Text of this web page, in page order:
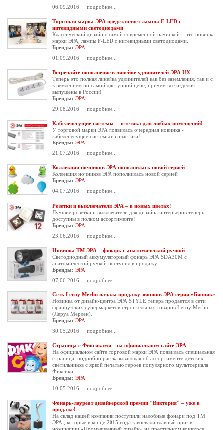
06.09.2016
подробнее...
Торговая марка ЭРА представляет лампы F-LED с
нитевидными светодиодами
Классический дизайн с самой современной начинкой – это новинка
марки ЭРА, лампы F-LED с нитевидными светодиодами.
Бренды: ЭРА
01.09.2016
подробнее...
Встречайте пополнение в линейке удлинителей ЭРА UX
Теперь это полная линейка удлинителей как без заземления, так и с
заземлением по самой доступной цене, причем все изделия
выпущены в России!
Бренды: ЭРА
29.08.2016
подробнее...
Кабеленесущие системы – эстетика для любых помещений!
У торговой марки ЭРА появилась очередная новинка -
кабеленесущие системы из пластика!
Бренды: ЭРА
21.07.2016
подробнее...
Коллекция ночников ЭРА пополнилась новой серией
Коллекция ночников ЭРА пополнилась новой серией
Бренды: ЭРА
04.07.2016
подробнее...
Розетки и выключатели ЭРА – в новых цветах!
Лучшие розетки и выключатели для дизайна интерьеров теперь
доступны в полном ассортименте!
Бренды: ЭРА
23.06.2016
подробнее...
Новинка ТМ ЭРА – фонарь с анатомической ручкой
Светодиодный аккумуляторный фонарь ЭРА SDA30M с
анатомической ручкой поступил в продажу.
Бренды: ЭРА
07.06.2016
подробнее...
Сеть Leroy Merlin начала продажу звонков ЭРА серии «Бионик»
Новинка от дизайн-центра ЭРА STYLE теперь продается в сети
французских супермаркетов строительных товаров Leroy Merlin
(Леруа Мерлен).
Бренды: ЭРА
30.05.2016
подробнее...
Страница с Фиксиками – на официальном сайте ЭРА
На официальном сайте торговой марки ЭРА появилась специальная
страница, подробно рассказывающая об ассортименте детских
светильников с яркой печатью героев популярного мультсериала
Фиксики.
Бренды: ЭРА
10.05.2016
подробнее...
Фонарь-лауреат дизайнерской премии "Виктория" – уже в
продаже!
На склад нашей компании поступили налобные фонари под ТМ
ЭРА , которые в конце 2015 года завоевали главный приз в
номинации «Промышленный дизайн» на престижном конкурсе